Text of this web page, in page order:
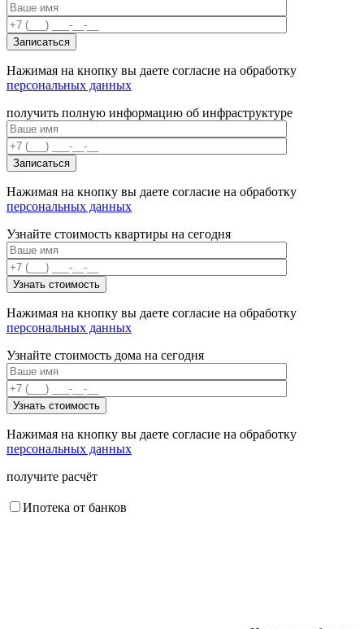
Нажимая на кнопку вы даете согласие на обработку
персональных данных
получить полную информацию об инфраструктуре
Нажимая на кнопку вы даете согласие на обработку
персональных данных
Узнайте стоимость квартиры на сегодня
Нажимая на кнопку вы даете согласие на обработку
персональных данных
Узнайте стоимость дома на сегодня
Нажимая на кнопку вы даете согласие на обработку
персональных данных
получите расчёт
Ипотека от банков